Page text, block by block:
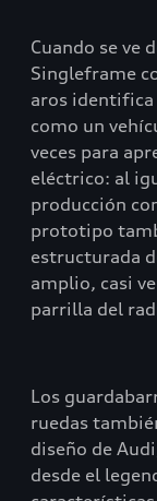
Cuando se ve
Singleframe
aros
como un
veces para
eléctrico: al
producción
prototipo
estructurada
amplio, casi
parrilla del
Los
ruedas
diseño de
desde el